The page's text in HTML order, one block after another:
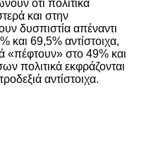
ότι πολιτικά
και στην
δυσπιστία απέναντι
και 69,5% αντίστοιχα,
«πέφτουν» στο 49% και
πολιτικά εκφράζονται
αντίστοιχα.